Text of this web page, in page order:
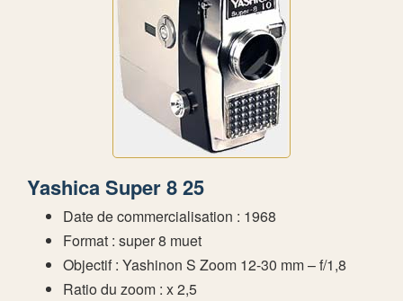
Yashica Super 8 25
Date de commercialisation : 1968
Format : super 8 muet
Objectif : Yashinon S Zoom 12-30 mm – f/1,8
Ratio du zoom : x 2,5